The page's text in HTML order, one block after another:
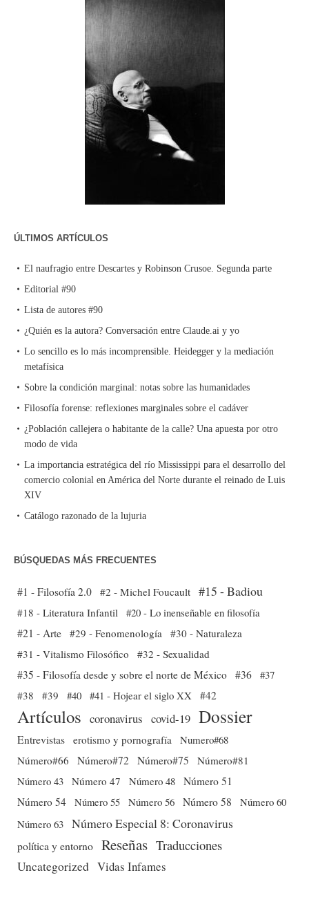
ÚLTIMOS ARTÍCULOS
El naufragio entre Descartes y Robinson Crusoe. Segunda parte
Editorial #90
Lista de autores #90
¿Quién es la autora? Conversación entre Claude.ai y yo
Lo sencillo es lo más incomprensible. Heidegger y la mediación
metafísica
Sobre la condición marginal: notas sobre las humanidades
Filosofía forense: reflexiones marginales sobre el cadáver
¿Población callejera o habitante de la calle? Una apuesta por otro
modo de vida
La importancia estratégica del río Mississippi para el desarrollo del
comercio colonial en América del Norte durante el reinado de Luis
XIV
Catálogo razonado de la lujuria
BÚSQUEDAS MÁS FRECUENTES
#1 - Filosofía 2.0 #2 - Michel Foucault #15 - Badiou
#18 - Literatura Infantil #20 - Lo inenseñable en filosofía
#21 - Arte #29 - Fenomenología
#30 - Naturaleza
#31 - Vitalismo Filosófico
#32 - Sexualidad
#35 - Filosofía desde y sobre el norte de México #36 #37
#38
#39 #40 #41 - Hojear el siglo XX #42
Artículos coronavirus covid-19 Dossier
Entrevistas erotismo y pornografía
Numero#68
Número#66
Número#72 Número#75
Número#81
Número 43 Número 47 Número 48 Número 51
Número 54 Número 55 Número 56 Número 58
Número 60
Número 63 Número Especial 8: Coronavirus
política y entorno Reseñas Traducciones
Uncategorized Vidas Infames